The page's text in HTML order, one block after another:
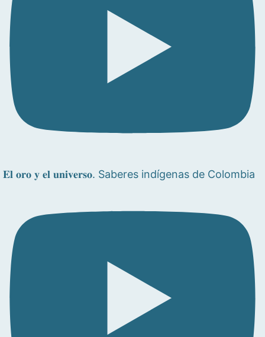
𝐄𝐥 𝐨𝐫𝐨 𝐲 𝐞𝐥 𝐮𝐧𝐢𝐯𝐞𝐫𝐬𝐨. Saberes indígenas de Colombia